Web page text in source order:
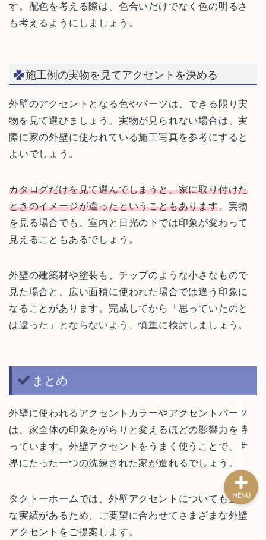
す。配色を考える際は、色合いだけでなく色の明るさ
も考えるようにしましょう。
施工例の実物を見てアクセントを決める
外壁のアクセントとなる色やパーツは、できる限り実
物を見て選びましょう。実物が見られない場合は、実
際に家の外壁に使われている施工写真を参考にすると
よいでしょう。
カタログだけを見て選んでしまうと、家に取り付けた
ときのイメージが違ったということもあります。実物
を見る場合でも、室内と日光の下では印象が変わって
見えることもあるでしょう。
外壁の建築材や塗装も、チップのような小さなもので
見た場合と、広い面積に使われた場合では違う印象に
なることがあります。完成してから「思っていたのと
は違った」とならないよう、慎重に検討しましょう。
まとめ
外壁に使われるアクセントカラーやアクセントパーツ
は、家全体の印象をがらりと変えるほどの影響力を持
っています。外壁アクセントをうまく使うことで、世
界にたった一つの洗練された家が造れるでしょう。
タクトーホームでは、外壁アクセントについても豊富
な実績があるため、ご要望に合わせてさまざまな外壁
アクセントをご提案します。
MENU
HOME
新築一戸建て